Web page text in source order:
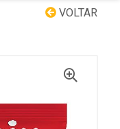
VOLTAR